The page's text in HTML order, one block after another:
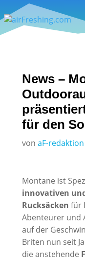
News –
für den
von aF-redaktion
Montane ist
innovativen
Rucksäcken für
Abenteurer und
auf der
Briten nun seit
die anstehende